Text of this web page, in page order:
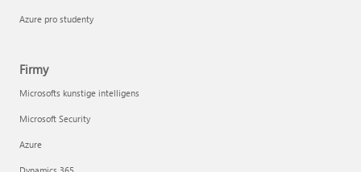
Azure pro studenty
Firmy
Microsofts kunstige intelligens
Microsoft Security
Azure